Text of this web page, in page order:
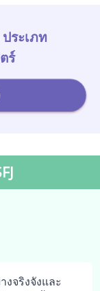
ระเภท
ร์
จริงจังและ